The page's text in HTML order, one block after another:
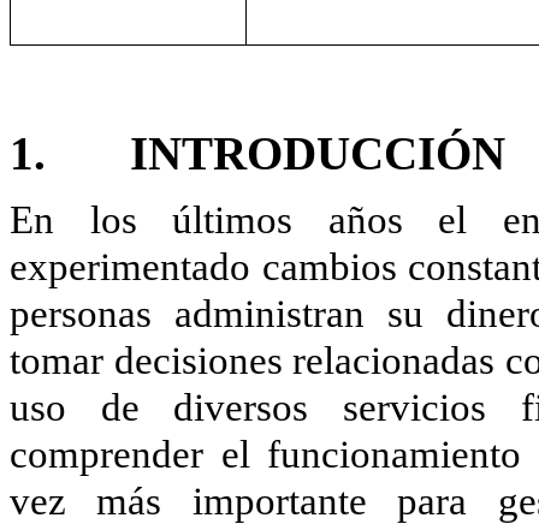
1. INTRODUCCIÓN
En los últimos años el
experimentado cambios
personas administran su
tomar decisiones relacionadas
uso de diversos servicios
comprender el
vez más importante para